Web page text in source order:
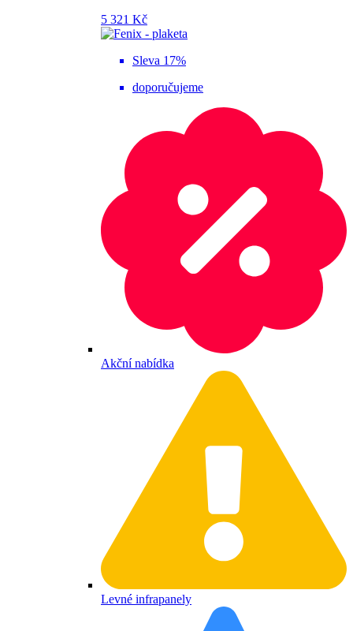
5 321 Kč
Sleva 17%
doporučujeme
Akční nabídka
Levné infrapanely